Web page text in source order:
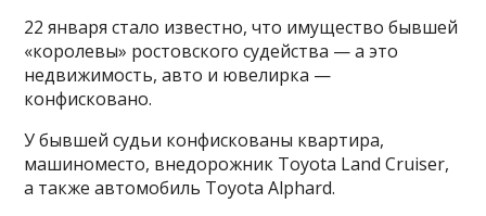
22 января стало известно, что имущество бывшей
«королевы» ростовского судейства — а это
недвижимость, авто и ювелирка —
конфисковано.
У бывшей судьи конфискованы квартира,
машиноместо, внедорожник Toyota Land Cruiser,
а также автомобиль Toyota Alphard.